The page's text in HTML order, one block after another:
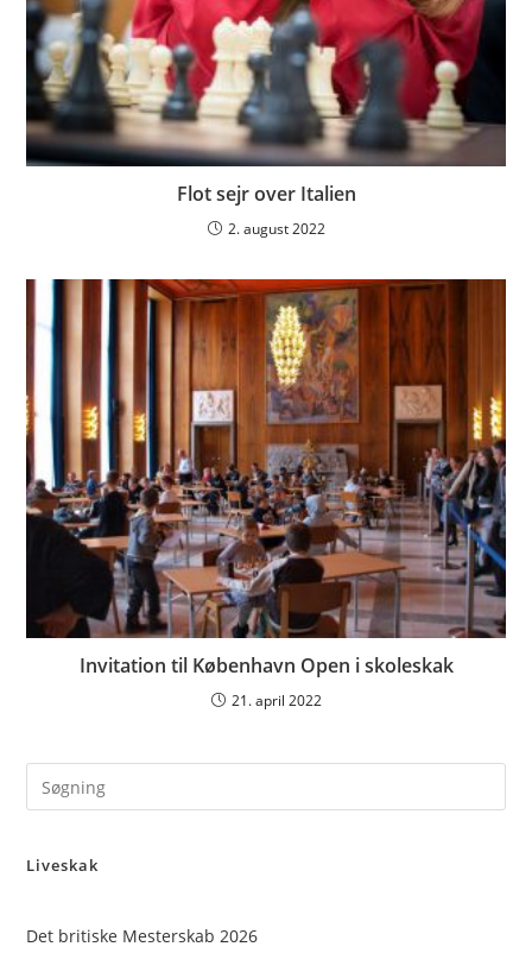
Flot sejr over Italien
2. august 2022
Invitation til København Open i skoleskak
21. april 2022
Liveskak
Det britiske Mesterskab 2026